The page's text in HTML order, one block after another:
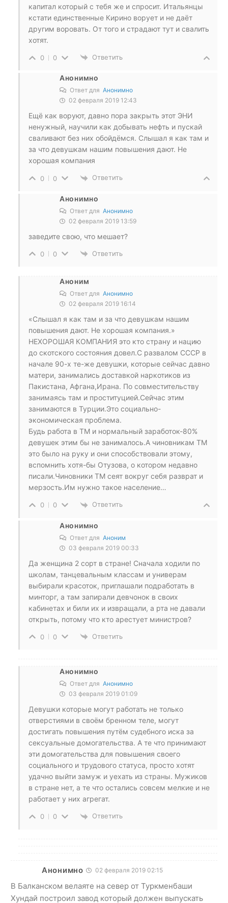
капитал который с тебя же и спросит. Итальянцы
кстати единственные Кирино ворует и не даёт
другим воровать. От того и страдают тут и свалить
хотят.
0 0 Ответить
Анонимно
Ответ для Анонимно
02 февраля 2019 12:43
Ещё как воруют, давно пора закрыть этот ЭНИ
ненужный, научили как добывать нефть и пускай
сваливают без них обойдёмся. Слышал я как там и
за что девушкам нашим повышения дают. Не
хорошая компания
0 0 Ответить
Анонимно
Ответ для Анонимно
02 февраля 2019 13:59
заведите свою, что мешает?
0 0 Ответить
Аноним
Ответ для Анонимно
02 февраля 2019 16:14
«Слышал я как там и за что девушкам нашим
повышения дают. Не хорошая компания.»
НЕХОРОШАЯ КОМПАНИЯ это кто страну и нацию
до скотского состояния довел.С развалом СССР в
начале 90-х те-же девушки, которые сейчас давно
матери, занимались доставкой наркотиков из
Пакистана, Афгана,Ирана. По совместительству
занимаясь там и проституцией.Сейчас этим
занимаются в Турции.Это социально-
экономическая проблема.
Будь работа в ТМ и нормальный заработок-80%
девушек этим бы не занималось.А чиновникам ТМ
это было на руку и они способствовали этому,
вспомнить хотя-бы Отузова, о котором недавно
писали.Чиновники ТМ сеят вокруг себя разврат и
мерзость.Им нужно такое население…
0 0 Ответить
Анонимно
Ответ для Аноним
03 февраля 2019 00:33
Да женщина 2 сорт в стране! Сначала ходили по
школам, танцевальным классам и универам
выбирали красоток, приглашали подработать в
минторг, а там запирали девчонок в своих
кабинетах и били их и извращали, а рта не давали
открыть, потому что кто арестует министров?
0 0 Ответить
Анонимно
Ответ для Анонимно
03 февраля 2019 01:09
Девушки которые могут работать не только
отверстиями в своём бренном теле, могут
достигать повышения путём судебного иска за
сексуальные домогательства. А те что принимают
эти домогательства для повышения своего
социального и трудового статуса, просто хотят
удачно выйти замуж и уехать из страны. Мужиков
в стране нет, а те что остались совсем мелкие и не
работает у них агрегат.
0 0 Ответить
Анонимно 02 февраля 2019 02:15
В Балканском велаяте на север от Туркменбаши
Хундай построил завод который должен выпускать